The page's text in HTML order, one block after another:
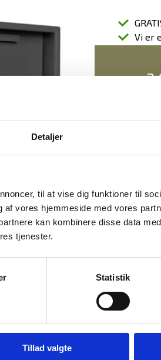
Detaljer
til at vise dig funktioner til
vores hjemmeside med vores
kan kombinere disse data
tjenester.
Statistik
Tillad valgte
Vi er
i butikker, på
skuffen,
via døren.